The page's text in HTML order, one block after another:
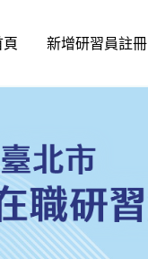
頁 新增研習員註冊